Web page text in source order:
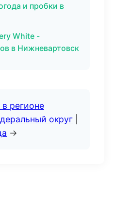
и пробки в
White -
в Нижневартовск
регионе
округ
→